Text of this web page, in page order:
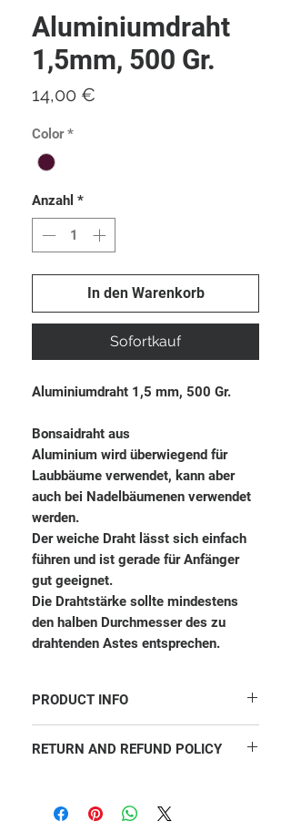
Aluminiumdraht
1,5mm, 500 Gr.
14,00 €
Color *
Anzahl *
In den Warenkorb
Sofortkauf
Aluminiumdraht 1,5 mm, 500 Gr.
Bonsaidraht aus
Aluminium wird überwiegend für
Laubbäume verwendet, kann aber
auch bei Nadelbäumenen verwendet
werden.
Der weiche Draht lässt sich einfach
führen und ist gerade für Anfänger
gut geeignet.
Die Drahtstärke sollte mindestens
den halben Durchmesser des zu
drahtenden Astes entsprechen.
PRODUCT INFO
more information about your product such
write what makes this product special and
how your customers can benefit from this
RETURN AND REFUND POLICY
do in case they are dissatisfied with their